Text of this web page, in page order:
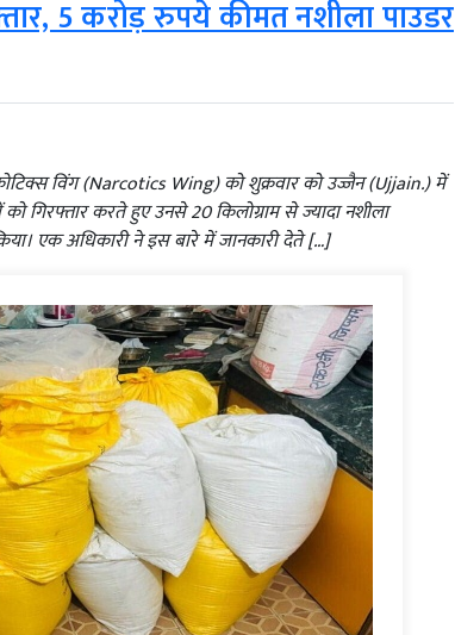
5 करोड़ रुपये कीमत नशीला पाउडर
विंग (Narcotics Wing) को शुक्रवार को उज्जैन (Ujjain.) में
गिरफ्तार करते हुए उनसे 20 किलोग्राम से ज्यादा नशीला
एक अधिकारी ने इस बारे में जानकारी देते […]